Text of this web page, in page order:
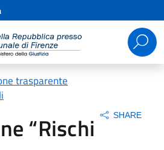
Ricerca
per:
trasparente
“Rischi
SHARE